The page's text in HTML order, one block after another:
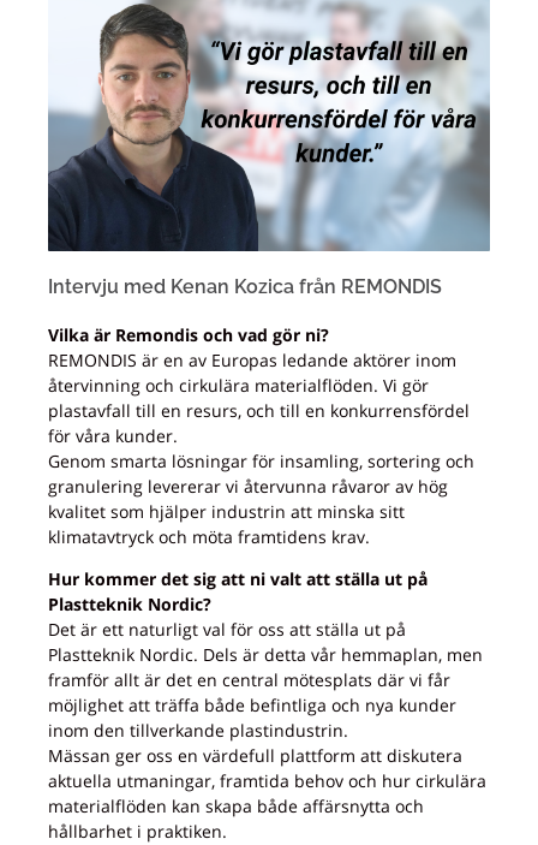
Intervju med Kenan Kozica från REMONDIS
Vilka är Remondis och vad gör ni?
REMONDIS är en av Europas ledande aktörer inom
återvinning och cirkulära materialflöden. Vi gör
plastavfall till en resurs, och till en konkurrensfördel
för våra kunder.
Genom smarta lösningar för insamling, sortering och
granulering levererar vi återvunna råvaror av hög
kvalitet som hjälper industrin att minska sitt
klimatavtryck och möta framtidens krav.
Hur kommer det sig att ni valt att ställa ut på
Plastteknik Nordic?
Det är ett naturligt val för oss att ställa ut på
Plastteknik Nordic. Dels är detta vår hemmaplan, men
framför allt är det en central mötesplats där vi får
möjlighet att träffa både befintliga och nya kunder
inom den tillverkande plastindustrin.
Mässan ger oss en värdefull plattform att diskutera
aktuella utmaningar, framtida behov och hur cirkulära
materialflöden kan skapa både affärsnytta och
hållbarhet i praktiken.